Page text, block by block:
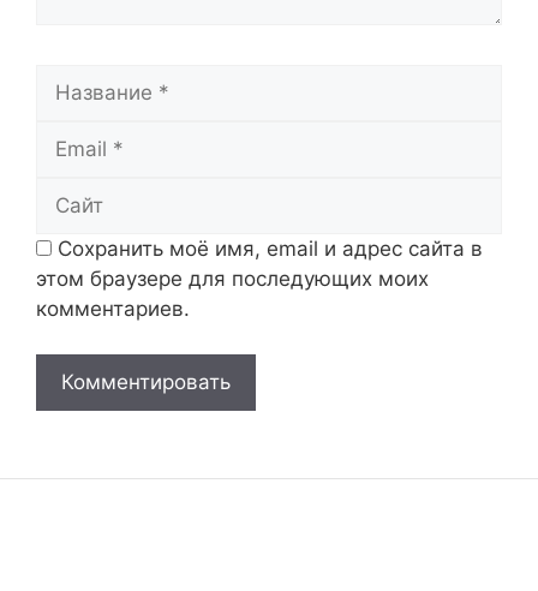
Сохранить моё имя, email и адрес сайта в
этом браузере для последующих моих
комментариев.